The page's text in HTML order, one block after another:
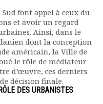
font appel à ceux du
et avoir un regard
Ainsi, dans le
dont la conception
américain, la Ville de
le rôle de médiateur
d’œuvre, ces derniers
décision finale.
DES URBANISTES